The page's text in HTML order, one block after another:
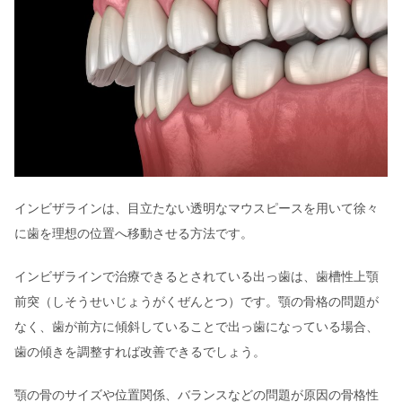
インビザラインは、目立たない透明なマウスピースを用いて徐々
に歯を理想の位置へ移動させる方法です。
インビザラインで治療できるとされている出っ歯は、歯槽性上顎
前突（しそうせいじょうがくぜんとつ）です。顎の骨格の問題が
なく、歯が前方に傾斜していることで出っ歯になっている場合、
歯の傾きを調整すれば改善できるでしょう。
顎の骨のサイズや位置関係、バランスなどの問題が原因の骨格性